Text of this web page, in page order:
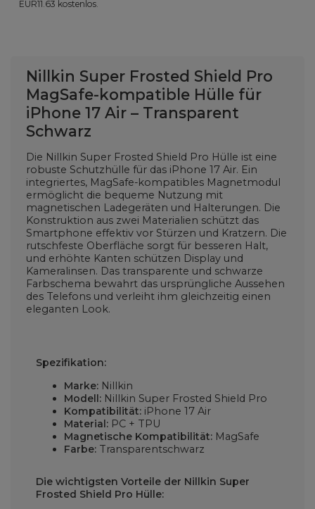
EUR11.63 kostenlos.
Nillkin Super Frosted Shield Pro
MagSafe-kompatible Hülle für
iPhone 17 Air – Transparent
Schwarz
Die Nillkin Super Frosted Shield Pro Hülle ist eine
robuste Schutzhülle für das iPhone 17 Air. Ein
integriertes, MagSafe-kompatibles Magnetmodul
ermöglicht die bequeme Nutzung mit
magnetischen Ladegeräten und Halterungen. Die
Konstruktion aus zwei Materialien schützt das
Smartphone effektiv vor Stürzen und Kratzern. Die
rutschfeste Oberfläche sorgt für besseren Halt,
und erhöhte Kanten schützen Display und
Kameralinsen. Das transparente und schwarze
Farbschema bewahrt das ursprüngliche Aussehen
des Telefons und verleiht ihm gleichzeitig einen
eleganten Look.
Spezifikation:
Marke: Nillkin
Modell: Nillkin Super Frosted Shield Pro
Kompatibilität: iPhone 17 Air
Material: PC + TPU
Magnetische Kompatibilität: MagSafe
Farbe: Transparentschwarz
Die wichtigsten Vorteile der Nillkin Super
Frosted Shield Pro Hülle: